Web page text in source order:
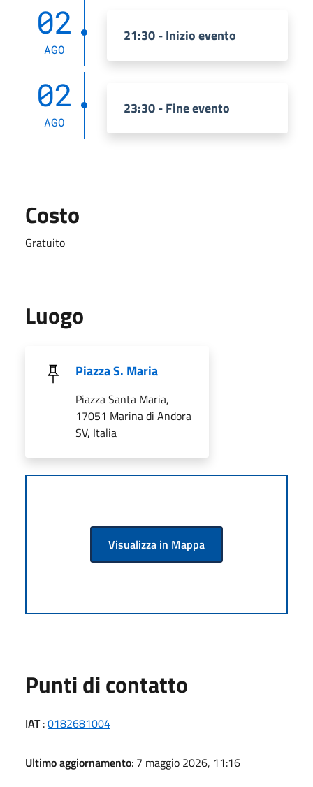
02
AGO
21:30 - Inizio evento
02
AGO
23:30 - Fine evento
Costo
Gratuito
Luogo
Piazza S. Maria
Piazza Santa Maria,
17051 Marina di Andora
SV, Italia
Visualizza in Mappa
Punti di contatto
IAT:0182681004
Ultimo aggiornamento: 7 maggio 2026, 11:16